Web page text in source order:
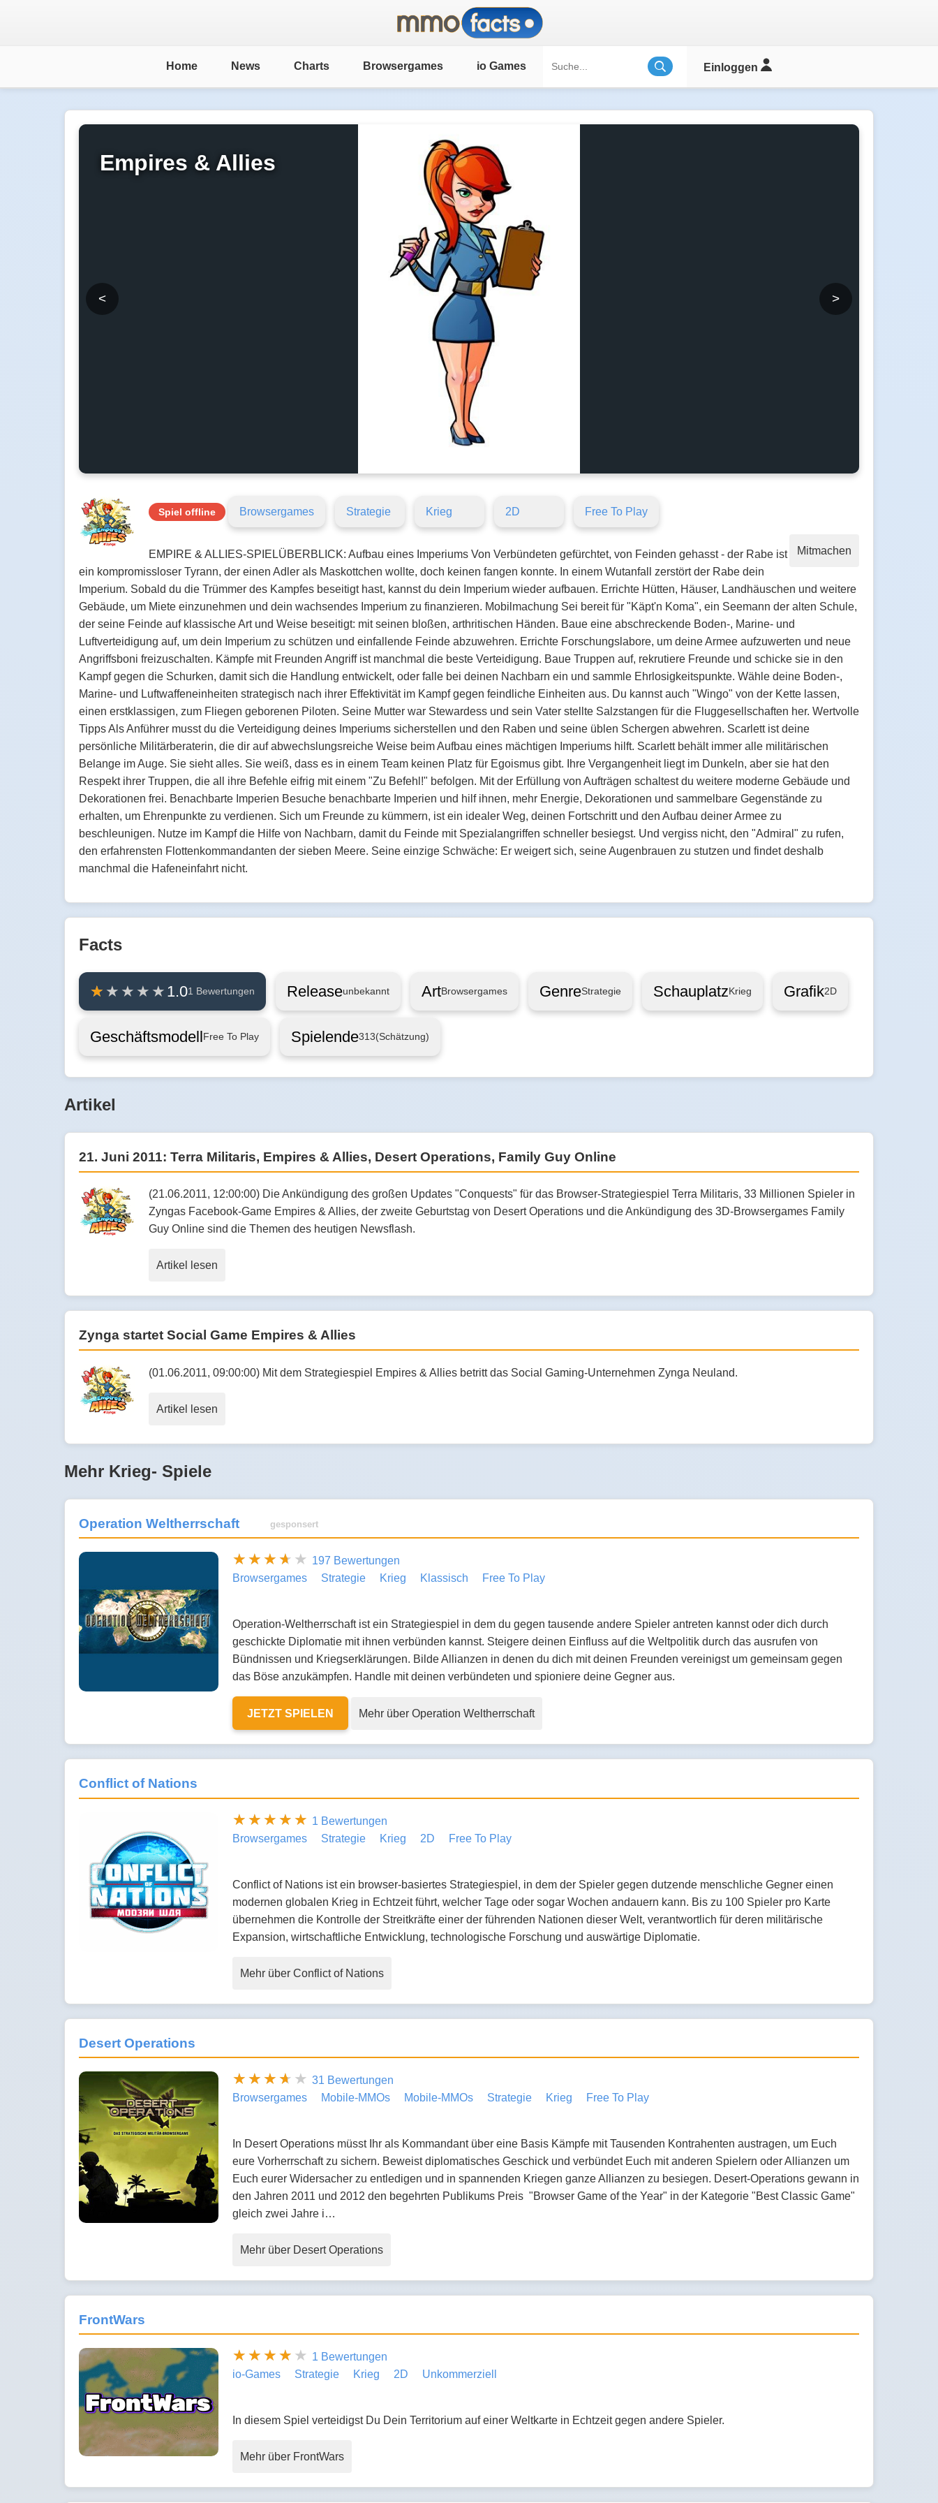
Home News Charts Browsergames io Games Einloggen
Empires & Allies
< >
Spiel offline Browsergames Strategie Krieg 2D Free To Play
Mitmachen
EMPIRE & ALLIES-SPIELÜBERBLICK: Aufbau eines Imperiums Von Verbündeten gefürchtet, von Feinden gehasst - der Rabe ist
ein kompromissloser Tyrann, der einen Adler als Maskottchen wollte, doch keinen fangen konnte. In einem Wutanfall zerstört der Rabe dein
Imperium. Sobald du die Trümmer des Kampfes beseitigt hast, kannst du dein Imperium wieder aufbauen. Errichte Hütten, Häuser, Landhäuschen und weitere
Gebäude, um Miete einzunehmen und dein wachsendes Imperium zu finanzieren. Mobilmachung Sei bereit für "Käpt'n Koma", ein Seemann der alten Schule,
der seine Feinde auf klassische Art und Weise beseitigt: mit seinen bloßen, arthritischen Händen. Baue eine abschreckende Boden-, Marine- und
Luftverteidigung auf, um dein Imperium zu schützen und einfallende Feinde abzuwehren. Errichte Forschungslabore, um deine Armee aufzuwerten und neue
Angriffsboni freizuschalten. Kämpfe mit Freunden Angriff ist manchmal die beste Verteidigung. Baue Truppen auf, rekrutiere Freunde und schicke sie in den
Kampf gegen die Schurken, damit sich die Handlung entwickelt, oder falle bei deinen Nachbarn ein und sammle Ehrlosigkeitspunkte. Wähle deine Boden-,
Marine- und Luftwaffeneinheiten strategisch nach ihrer Effektivität im Kampf gegen feindliche Einheiten aus. Du kannst auch "Wingo" von der Kette lassen,
einen erstklassigen, zum Fliegen geborenen Piloten. Seine Mutter war Stewardess und sein Vater stellte Salzstangen für die Fluggesellschaften her. Wertvolle
Tipps Als Anführer musst du die Verteidigung deines Imperiums sicherstellen und den Raben und seine üblen Schergen abwehren. Scarlett ist deine
persönliche Militärberaterin, die dir auf abwechslungsreiche Weise beim Aufbau eines mächtigen Imperiums hilft. Scarlett behält immer alle militärischen
Belange im Auge. Sie sieht alles. Sie weiß, dass es in einem Team keinen Platz für Egoismus gibt. Ihre Vergangenheit liegt im Dunkeln, aber sie hat den
Respekt ihrer Truppen, die all ihre Befehle eifrig mit einem "Zu Befehl!" befolgen. Mit der Erfüllung von Aufträgen schaltest du weitere moderne Gebäude und
Dekorationen frei. Benachbarte Imperien Besuche benachbarte Imperien und hilf ihnen, mehr Energie, Dekorationen und sammelbare Gegenstände zu
erhalten, um Ehrenpunkte zu verdienen. Sich um Freunde zu kümmern, ist ein idealer Weg, deinen Fortschritt und den Aufbau deiner Armee zu
beschleunigen. Nutze im Kampf die Hilfe von Nachbarn, damit du Feinde mit Spezialangriffen schneller besiegst. Und vergiss nicht, den "Admiral" zu rufen,
den erfahrensten Flottenkommandanten der sieben Meere. Seine einzige Schwäche: Er weigert sich, seine Augenbrauen zu stutzen und findet deshalb
manchmal die Hafeneinfahrt nicht.
Facts
1.01 Bewertungen Releaseunbekannt ArtBrowsergames GenreStrategie SchauplatzKrieg Grafik2D
GeschäftsmodellFree To Play Spielende313(Schätzung)
Artikel
21. Juni 2011: Terra Militaris, Empires & Allies, Desert Operations, Family Guy Online
(21.06.2011, 12:00:00) Die Ankündigung des großen Updates "Conquests" für das Browser-Strategiespiel Terra Militaris, 33 Millionen Spieler in
Zyngas Facebook-Game Empires & Allies, der zweite Geburtstag von Desert Operations und die Ankündigung des 3D-Browsergames Family
Guy Online sind die Themen des heutigen Newsflash.
Artikel lesen
Zynga startet Social Game Empires & Allies
(01.06.2011, 09:00:00) Mit dem Strategiespiel Empires & Allies betritt das Social Gaming-Unternehmen Zynga Neuland.
Artikel lesen
Mehr Krieg- Spiele
Operation Weltherrschaft gesponsert
197 Bewertungen
Browsergames
Strategie Krieg Klassisch Free To Play
Operation-Weltherrschaft ist ein Strategiespiel in dem du gegen tausende andere Spieler antreten kannst oder dich durch
geschickte Diplomatie mit ihnen verbünden kannst. Steigere deinen Einfluss auf die Weltpolitik durch das ausrufen von
Bündnissen und Kriegserklärungen. Bilde Allianzen in denen du dich mit deinen Freunden vereinigst um gemeinsam gegen
das Böse anzukämpfen. Handle mit deinen verbündeten und spioniere deine Gegner aus.
JETZT SPIELEN Mehr über Operation Weltherrschaft
Conflict of Nations
1 Bewertungen
Browsergames
Strategie Krieg 2D Free To Play
Conflict of Nations ist ein browser-basiertes Strategiespiel, in dem der Spieler gegen dutzende menschliche Gegner einen
modernen globalen Krieg in Echtzeit führt, welcher Tage oder sogar Wochen andauern kann. Bis zu 100 Spieler pro Karte
übernehmen die Kontrolle der Streitkräfte einer der führenden Nationen dieser Welt, verantwortlich für deren militärische
Expansion, wirtschaftliche Entwicklung, technologische Forschung und auswärtige Diplomatie.
Mehr über Conflict of Nations
Desert Operations
31 Bewertungen
Browsergames
Mobile-MMOs Mobile-MMOs Strategie Krieg Free To Play
In Desert Operations müsst Ihr als Kommandant über eine Basis Kämpfe mit Tausenden Kontrahenten austragen, um Euch
eure Vorherrschaft zu sichern. Beweist diplomatisches Geschick und verbündet Euch mit anderen Spielern oder Allianzen um
Euch eurer Widersacher zu entledigen und in spannenden Kriegen ganze Allianzen zu besiegen. Desert-Operations gewann in
den Jahren 2011 und 2012 den begehrten Publikums Preis "Browser Game of the Year" in der Kategorie "Best Classic Game"
gleich zwei Jahre i…
Mehr über Desert Operations
FrontWars
1 Bewertungen
io-Games
Strategie Krieg 2D Unkommerziell
In diesem Spiel verteidigst Du Dein Territorium auf einer Weltkarte in Echtzeit gegen andere Spieler.
Mehr über FrontWars